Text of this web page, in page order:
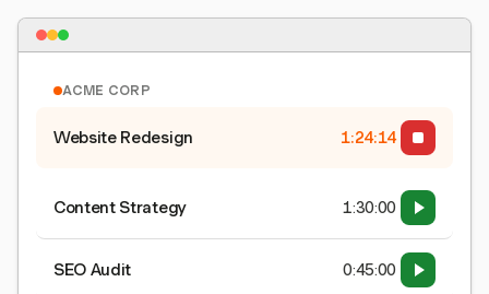
ACME CORP
Website Redesign 1:24:15
Content Strategy 1:30:00
SEO Audit 0:45:00